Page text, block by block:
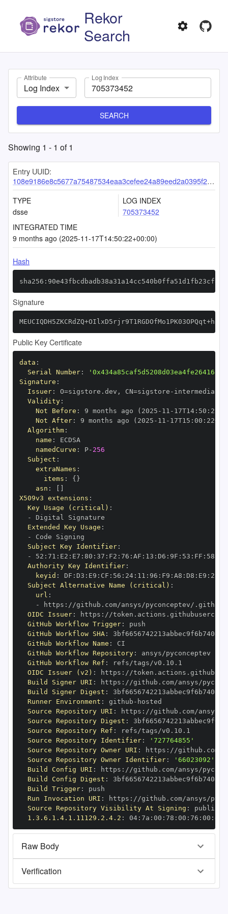
Rekor
Search
Attribute
Log Index
Log Index
SEARCH
Showing 1 - 1 of1
Entry UUID:
108e9186e8c5677a75487534eaa3cefee24a89eed2a0395f299417a307cd684c355606b0b706ad2a
TYPE
dsse
LOG INDEX
705373452
INTEGRATED TIME
9 months ago (2025-11-17T14:50:22+00:00)
Hash
Signature
Public Key Certificate
data :
Serial Number:
Signature :
Issuer: O=sigstore.dev , CN=sigstore -
Validity:
Not Before : 9 months ago (2025 - 11 - 17T14: 50 :
Not After: 9 months ago (2025 - 11 - 17T15 : 00 : 22+00
Algorithm:
name :
namedCurve : P- 256
Subject :
extraNames :
items : { }
asn :
X509v3 extensions :
Key Usage (critical) :
-
Extended Key Usage :
-
Subject Key Identifier:
-
52 : 71 : E2 : E7 : 80 : 37 : F2 : 76 : AF : 13 : D6 : 9F : 53 : FF : 58
Authority Key Identifier:
keyid : DF : D3 : E9 : CF : 56 : 24: 11 : 96 : F9 : A8 : D8 : E9 : 28
Subject Alternative Name (critical) :
url :
-
https :
OIDC Issuer: https :
GitHub Workflow Trigger:
GitHub Workflow SHA:
GitHub Workflow Name :
GitHub Workflow Repository:
GitHub Workflow Ref :
OIDC Issuer (v2) : https :
Build Signer URI : https :
Build Signer Digest :
Runner Environment : github -
Source Repository URI : https :
Source Repository Digest :
Source Repository Ref :
Source Repository Identifier:
'727764855'
Source Repository Owner URI : https :
Source Repository Owner Identifier:
'66023092'
Build Config URI : https :
Build Config Digest :
Build Trigger:
Run Invocation URI : https :
Source Repository Visibility At Signing :
1.3.6.1.4.1.11129.2.4.2 : 04: 7a : 00 : 78 : 00 : 76 : 00 : dd
Raw Body
Verification